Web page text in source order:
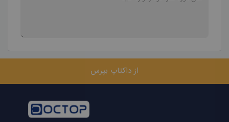
از داکتاپ بپرس